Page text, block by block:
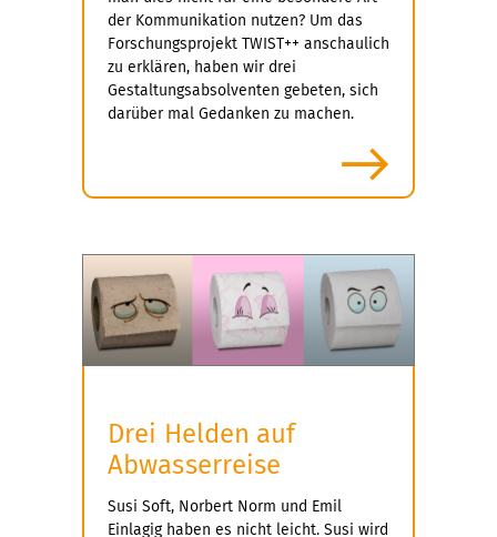
der Kommunikation nutzen? Um das
Forschungsprojekt TWIST++ anschaulich
zu erklären, haben wir drei
Gestaltungsabsolventen gebeten, sich
darüber mal Gedanken zu machen.
Drei Helden auf
Abwasserreise
Susi Soft, Norbert Norm und Emil
Einlagig haben es nicht leicht. Susi wird